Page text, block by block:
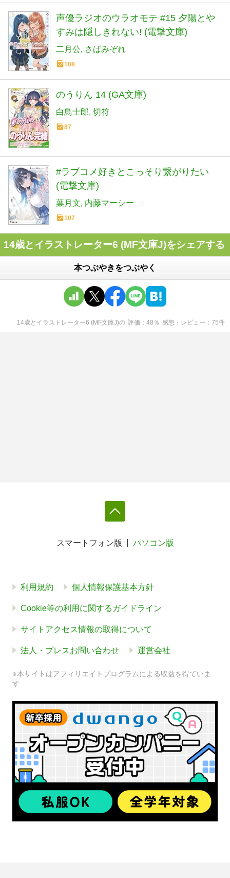
声優ラジオのウラオモテ #15 夕陽とや
すみは隠しきれない! (電撃文庫)
二月公 さばみぞれ
108
のうりん 14 (GA文庫)
白鳥士郎 切符
87
#ラブコメ好きとこっそり繋がりたい
(電撃文庫)
葉月文 内藤マーシー
107
14歳とイラストレーター6 (MF文庫J)をシェアする
本つぶやきをつぶやく
14歳とイラストレーター6 (MF文庫J)の 評価 48 ％ 感想・レビュー 75件
スマートフォン版 パソコン版
利用規約 個人情報保護基本方針
Cookie等の利用に関するガイドライン
サイトアクセス情報の取得について
法人・プレスお問い合わせ 運営会社
※本サイトはアフィリエイトプログラムによる収益を得ていま
す